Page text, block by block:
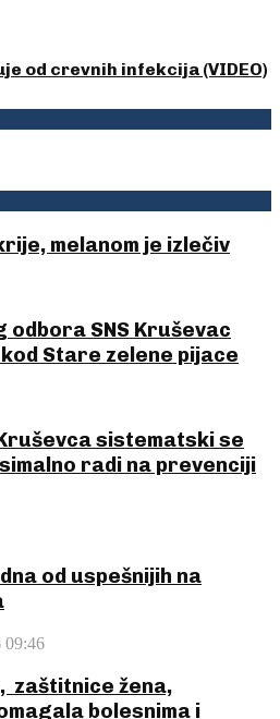
od crevnih infekcija (VIDEO)
melanom je izlečiv
odbora SNS Kruševac
Stare zelene pijace
sistematski se
radi na prevenciji
od uspešnijih na
09:46
zaštitnice žena,
bolesnima i